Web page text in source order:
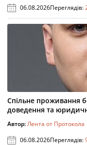
06.08.2026Переглядів:
Спільне проживання
доведення та
Автор:Лента от Протокола
06.08.2026Переглядів: